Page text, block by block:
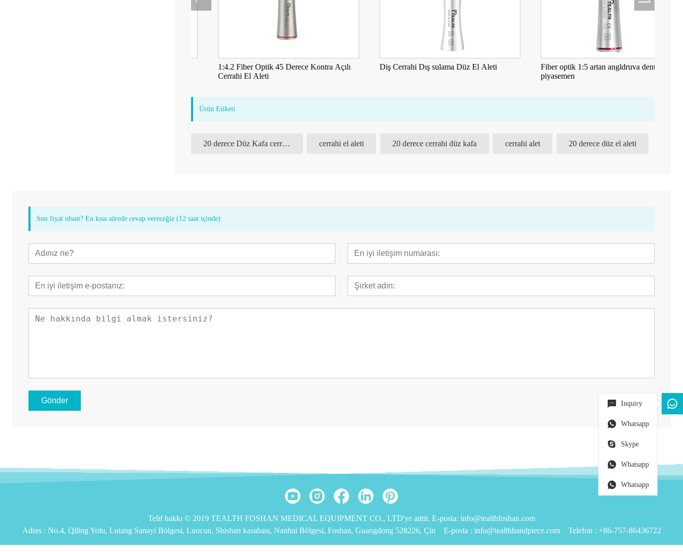
1:4.2 Fiber Optik 45 Derece Kontra Açılı
Cerrahi El Aleti
Diş Cerrahi Dış sulama Düz El Aleti
Fiber optik 1:5 artan angldruva dental
piyasemen
Ürün Etiketi
20 derece Düz Kafa cerrahisi cerrahi el aleti 20 derece cerrahi düz kafa cerrahi alet 20 derece düz el aleti
Son fiyat olsun? En kısa sürede cevap vereceğiz (12 saat içinde)
Gönder
Telif hakkı © 2019 TEALTH FOSHAN MEDICAL EQUIPMENT CO., LTD'ye aittir. E-posta: info@tealthfoshan.com
Adres : No.4, Qiling Yolu, Lutang Sanayi Bölgesi, Luocun, Shishan kasabası, Nanhai Bölgesi, Foshan, Guangdong 528226, Çin E-posta : info@tealthhandpiece.com Telefon : +86-757-86436722
Inquiry
Whatsapp
Skype
Whatsapp
Whatsapp